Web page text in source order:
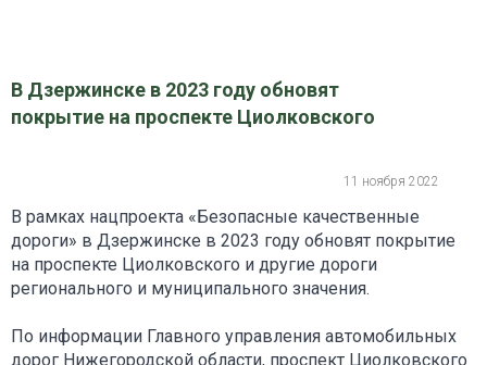
В Дзержинске в 2023 году обновят
покрытие на проспекте Циолковского
11 ноября 2022
В рамках нацпроекта «Безопасные качественные
дороги» в Дзержинске в 2023 году обновят покрытие
на проспекте Циолковского и другие дороги
регионального и муниципального значения.
По информации Главного управления автомобильных
дорог Нижегородской области, проспект Циолковского